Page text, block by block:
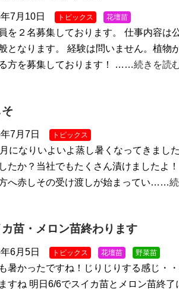
7月10日 トピックス 花壇苗
を２名募集しております。 仕事内容は
となります。 経験は問いません。植物
方を募集しております！ ……続きを読
7月7日 トピックス
になりいよいよ蒸し暑くなってきまし
たか？当社でもたくさん漬けましたよ
へ赤しその受け渡しが始まってい……
カ苗・メロン苗終わります
6月5日 トピックス 花壇苗 野菜苗
暑かったですね！じりじりする感じ・
すね 明日6/6でスイカ苗とメロン苗終了